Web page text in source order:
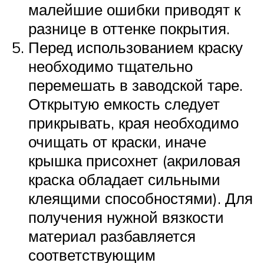
малейшие ошибки приводят к
разнице в оттенке покрытия.
Перед использованием краску
необходимо тщательно
перемешать в заводской таре.
Открытую емкость следует
прикрывать, края необходимо
очищать от краски, иначе
крышка присохнет (акриловая
краска обладает сильными
клеящими способностями). Для
получения нужной вязкости
материал разбавляется
соответствующим